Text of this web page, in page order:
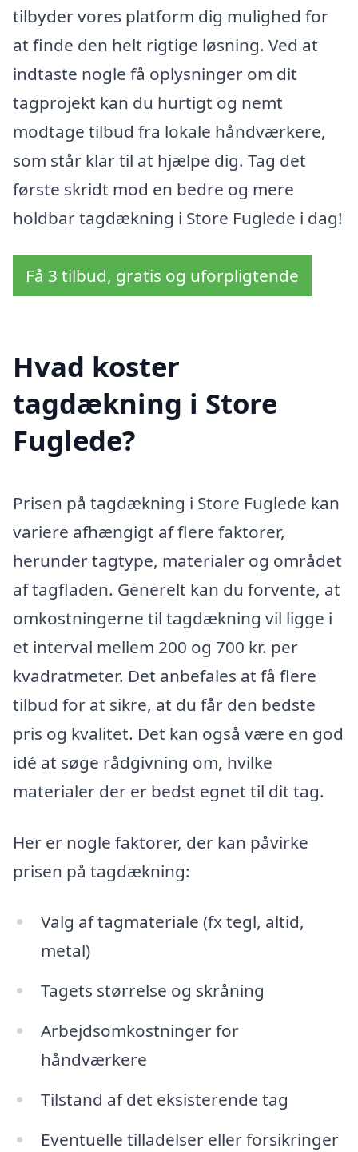
tilbyder vores platform dig mulighed for
at finde den helt rigtige løsning. Ved at
indtaste nogle få oplysninger om dit
tagprojekt kan du hurtigt og nemt
modtage tilbud fra lokale håndværkere,
som står klar til at hjælpe dig. Tag det
første skridt mod en bedre og mere
holdbar tagdækning i Store Fuglede i dag!
Få 3 tilbud, gratis og uforpligtende
Hvad koster
tagdækning i Store
Fuglede?
Prisen på tagdækning i Store Fuglede kan
variere afhængigt af flere faktorer,
herunder tagtype, materialer og området
af tagfladen. Generelt kan du forvente, at
omkostningerne til tagdækning vil ligge i
et interval mellem 200 og 700 kr. per
kvadratmeter. Det anbefales at få flere
tilbud for at sikre, at du får den bedste
pris og kvalitet. Det kan også være en god
idé at søge rådgivning om, hvilke
materialer der er bedst egnet til dit tag.
Her er nogle faktorer, der kan påvirke
prisen på tagdækning:
Valg af tagmateriale (fx tegl, altid,
metal)
Tagets størrelse og skråning
Arbejdsomkostninger for
håndværkere
Tilstand af det eksisterende tag
Eventuelle tilladelser eller forsikringer